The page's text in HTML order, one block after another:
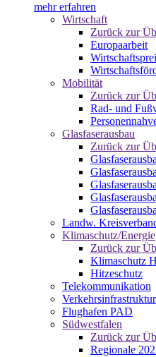
mehr erfahren
Wirtschaft
Zurück zur
Europaarbeit
Mobilität
Zurück zur
Rad- und
Glasfaserausbau
Zurück zur
Landw.
Klimaschutz/Energie
Zurück zur
Klimaschutz
Hitzeschutz
Telekommunikation
Verkehrsinfrastruktur
Flughafen PAD
Südwestfalen
Zurück zur
Regionale